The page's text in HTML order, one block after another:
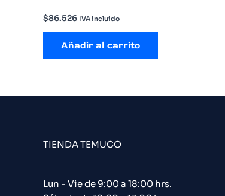
$86.526 IVA incluido
Añadir al carrito
TIENDA TEMUCO
Lun - Vie de 9:00 a 18:00 hrs.